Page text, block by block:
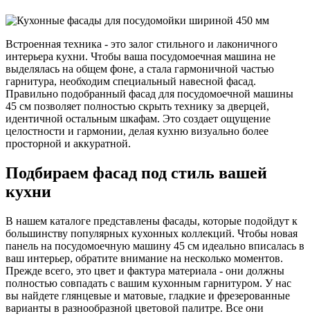
Встроенная техника - это залог стильного и лаконичного
интерьера кухни. Чтобы ваша посудомоечная машина не
выделялась на общем фоне, а стала гармоничной частью
гарнитура, необходим специальный навесной фасад.
Правильно подобранный фасад для посудомоечной машины
45 см позволяет полностью скрыть технику за дверцей,
идентичной остальным шкафам. Это создает ощущение
целостности и гармонии, делая кухню визуально более
просторной и аккуратной.
Подбираем фасад под стиль вашей
кухни
В нашем каталоге представлены фасады, которые подойдут к
большинству популярных кухонных коллекций. Чтобы новая
панель на посудомоечную машину 45 см идеально вписалась в
ваш интерьер, обратите внимание на несколько моментов.
Прежде всего, это цвет и фактура материала - они должны
полностью совпадать с вашим кухонным гарнитуром. У нас
вы найдете глянцевые и матовые, гладкие и фрезерованные
варианты в разнообразной цветовой палитре. Все они